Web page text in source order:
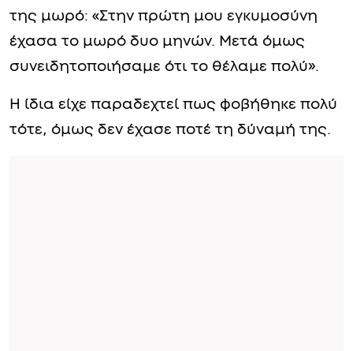
της μωρό: «Στην πρώτη μου εγκυμοσύνη
έχασα το μωρό δυο μηνών. Μετά όμως
συνειδητοποιήσαμε ότι το θέλαμε πολύ».
Η ίδια είχε παραδεχτεί πως φοβήθηκε πολύ
τότε, όμως δεν έχασε ποτέ τη δύναμή της.